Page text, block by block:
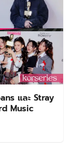
และ Stray
Music